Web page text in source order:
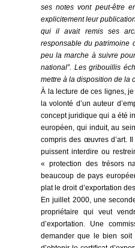
ses notes vont peut-être
explicitement leur
qui il avait remis ses
responsable du patrimoine
peu la marche à suivre
national”. Les gribouillis
mettre à la disposition de la
À la lecture de ces lignes,
la volonté d’un auteur
concept juridique qui a été
européen, qui induit, au
compris des œuvres d’art.
puissent interdire ou
« protection des trésors
beaucoup de pays
plat le droit d’exportation
En juillet 2000, une
propriétaire qui veut
d’exportation. Une
demander que le bien soit